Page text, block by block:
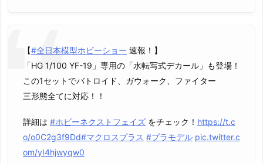
【#全日本模型ホビーショー 速報！】
「HG 1/100 YF-19」専用の「水転写式デカール」も登場！
この1セットでバトロイド、ガウォーク、ファイター
三形態全てに対応！！
詳細は #ホビーネクストフェイズ をチェック！ https://t.c
o/o0C2g3f9Dd#マクロスプラス #プラモデル pic.twitter.c
om/yI4hjwyqw0